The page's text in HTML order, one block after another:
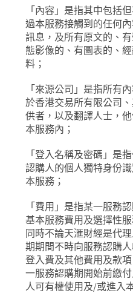
「內容」是指其中包括
過本服務接觸到的任何
訊息，及所有原文的、
態影像的、有圖表的、
料；
「來源公司」是指所有
於香港交易所有限公司
供者，以及翻譯人士，
本服務內；
「登入名稱及密碼」是
認購人的個人獨特身份
本服務；
「費用」是指某一服務
基本服務費用及選擇性
同時不論天滙財經是代
期期間不時向服務認購
登入費及其他費用及款
一服務認購期開始前繳
人可有權使用及/或進入